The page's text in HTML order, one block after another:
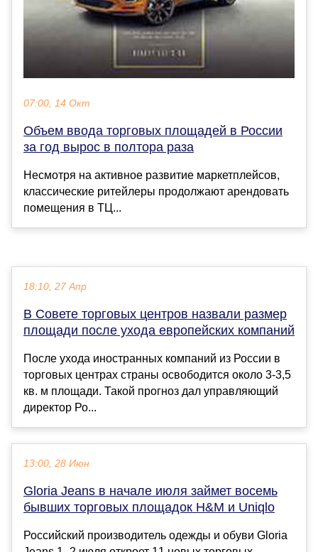
07:00, 14 Окт
Объем ввода торговых площадей в России
за год вырос в полтора раза
Несмотря на активное развитие маркетплейсов,
классические ритейлеры продолжают арендовать
помещения в ТЦ...
18:10, 27 Апр
В Совете торговых центров назвали размер
площади после ухода европейских компаний
После ухода иностранных компаний из России в
торговых центрах страны освободится около 3-3,5
кв. м площади. Такой прогноз дал управляющий
директор Ро...
13:00, 28 Июн
Gloria Jeans в начале июля займет восемь
бывших торговых площадок H&M и Uniqlo
Российский производитель одежды и обуви Gloria